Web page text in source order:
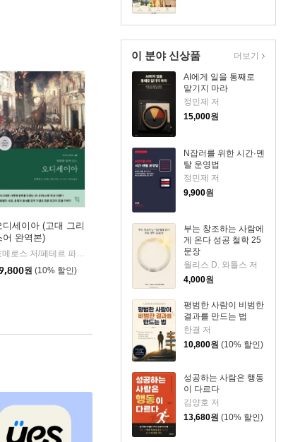
이 분야 신상품
AI에게 일을 통째로
맡기지 마라
정민제 저
15,000원
N잡러를 위한 시간·멘
탈 운영법
정민제 저
9,900원
부는 창조하는 사람에
게 온다 성공 철학 25
문장
월리스 D. 와틀스 저
4,000원
평범한 사람이 비범한
결과를 만드는 법
한결 저
10,800원 (10% 할인)
성공하는 사람은 행동
이 다르다
김양호 저
13,680원 (10% 할인)
더보기
디세이아 (고대 그리
어 완역본)
호메로스 저/페테르 파울 루벤스 그림/박문재 역
현대지성
원 (10% 할인)